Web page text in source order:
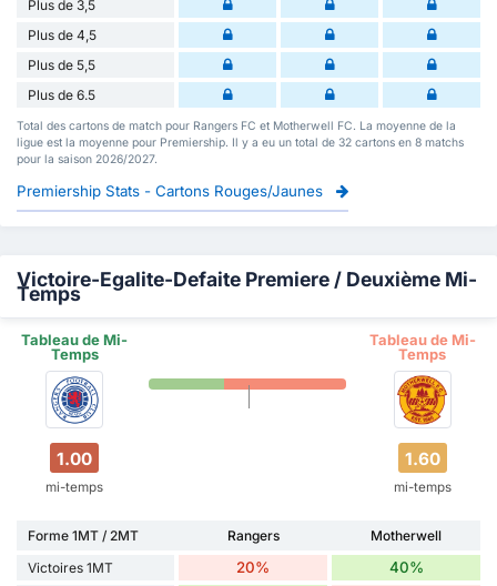
Plus de 3,5
Plus de 4,5
Plus de 5,5
Plus de 6.5
Total des cartons de match pour Rangers FC et Motherwell FC. La moyenne de la
ligue est la moyenne pour Premiership. Il y a eu un total de 32 cartons en 8 matchs
pour la saison 2026/2027.
Premiership Stats - Cartons Rouges/Jaunes
Victoire-Egalite-Defaite Premiere / Deuxième Mi-
Temps
Tableau de Mi-
Temps
Tableau de Mi-
Temps
1.00
mi-temps
1.60
mi-temps
Forme 1MT / 2MT Rangers
Motherwell
Victoires 1MT
20% 40%